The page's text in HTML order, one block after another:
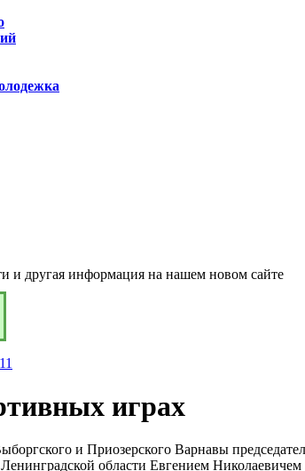
и другая информация на нашем новом сайте
играх
и Приозерского Варнавы
Ленинградской области Евгением